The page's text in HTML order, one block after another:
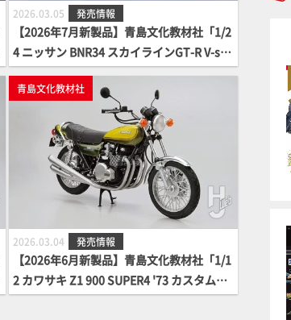
2026.03.05 発売情報
【2026年7月新製品】青島文化教材社「1/2
4 ニッサン BNR34 スカイラインGT-R V-sp
ecⅡ '02」
青島文化教材社
2026.03.04 発売情報
【2026年6月新製品】青島文化教材社「1/1
2 カワサキ Z1 900 SUPER4 '73 カスタムパ
ーツ付き」